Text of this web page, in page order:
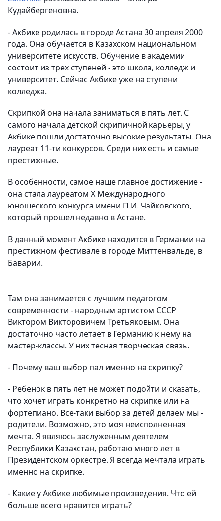
Кудайбергеновна.
- Акбике родилась в городе Астана 30 апреля 2000
года. Она обучается в Казахском национальном
университете искусств. Обучение в академии
состоит из трех ступеней - это школа, колледж и
университет. Сейчас Акбике уже на ступени
колледжа.
Скрипкой она начала заниматься в пять лет. С
самого начала детской скрипичной карьеры, у
Акбике пошли достаточно высокие результаты. Она
лауреат 11-ти конкурсов. Среди них есть и самые
престижные.
В особенности, самое наше главное достижение -
она стала лауреатом Х Международного
юношеского конкурса имени П.И. Чайковского,
который прошел недавно в Астане.
В данный момент Акбике находится в Германии на
престижном фестивале в городе Миттенвальде, в
Баварии.
Там она занимается с лучшим педагогом
современности - народным артистом СССР
Виктором Викторовичем Третьяковым. Она
достаточно часто летает в Германию к нему на
мастер-классы. У них тесная творческая связь.
- Почему ваш выбор пал именно на скрипку?
- Ребенок в пять лет не может подойти и сказать,
что хочет играть конкретно на скрипке или на
фортепиано. Все-таки выбор за детей делаем мы -
родители. Возможно, это моя неисполненная
мечта. Я являюсь заслуженным деятелем
Республики Казахстан, работаю много лет в
Президентском оркестре. Я всегда мечтала играть
именно на скрипке.
- Какие у Акбике любимые произведения. Что ей
больше всего нравится играть?